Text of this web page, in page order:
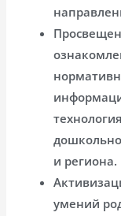
и региона.
умений